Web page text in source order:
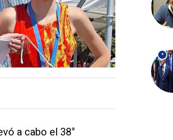
a cabo el 38°
*